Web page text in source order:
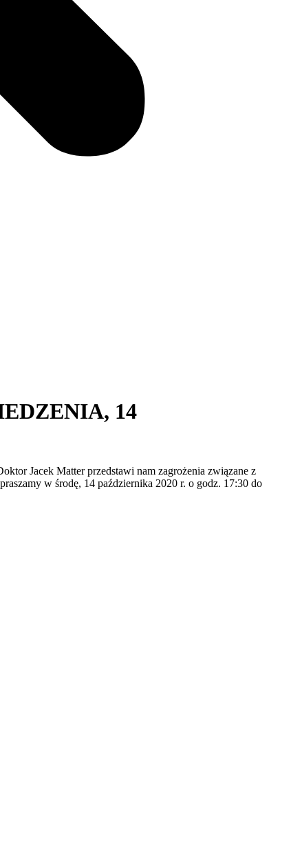
14
Jacek Matter przedstawi nam zagrożenia związane z
w środę, 14 października 2020 r. o godz. 17:30 do